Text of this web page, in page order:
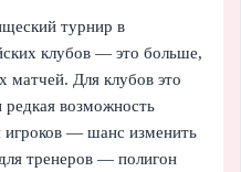
турнир в
клубов — это больше,
матчей. Для клубов это
редкая возможность
игроков — шанс изменить
тренеров — полигон